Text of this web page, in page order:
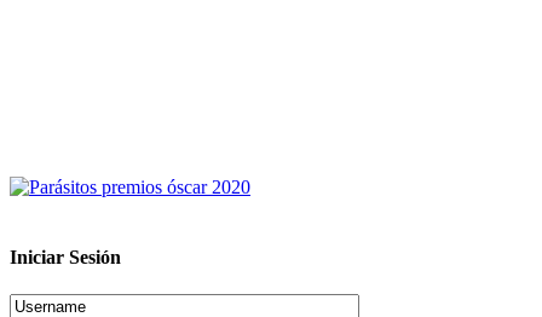
Iniciar Sesión